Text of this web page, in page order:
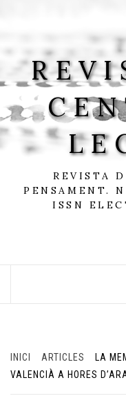
REVISTA
PENSAMENT.
ISSN
INICI ARTICLES
LA
VALENCIÀ A HORES